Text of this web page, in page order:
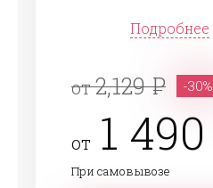
Подробнее
от2,129 -30%
от 1 490
При самовывозе